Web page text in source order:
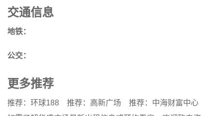
交通信息
地铁：
公交：
更多推荐
推荐：环球188 推荐：高新广场
推荐：中海财富中心